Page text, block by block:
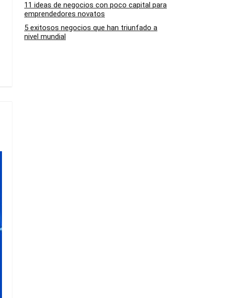
11 ideas de negocios con poco capital para
emprendedores novatos
5 exitosos negocios que han triunfado a
nivel mundial